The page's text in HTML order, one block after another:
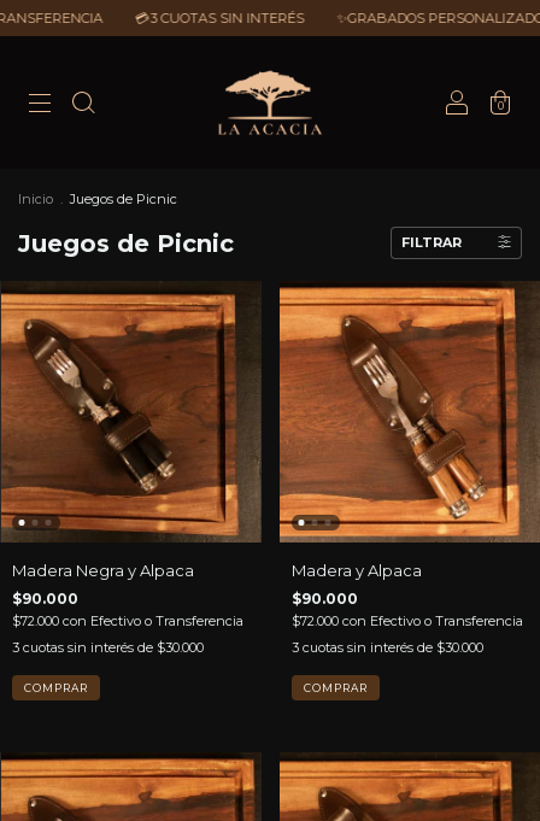
💳3 CUOTAS SIN INTERÉS ✨GRABADOS PERSONALIZADOS 💰20%
0
Inicio . Juegos de Picnic
Juegos de Picnic FILTRAR
Madera Negra y Alpaca
$90.000
$72.000 con Efectivo o Transferencia
3 cuotas sin interés de $30.000
Madera y Alpaca
$90.000
$72.000 con Efectivo o Transferencia
3 cuotas sin interés de $30.000